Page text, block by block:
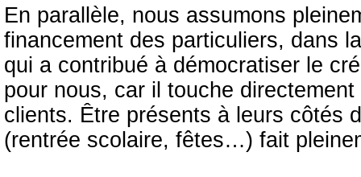
En parallèle, nous assumons
financement des particuliers, dans
qui a contribué à démocratiser le
pour nous, car il touche
clients. Être présents à leurs côtés
(rentrée scolaire, fêtes…) fait